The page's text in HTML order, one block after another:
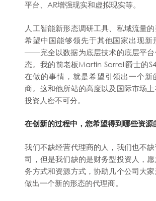
平台、AR增强现实和虚拟现实等。
人工智能新形态调研工具、私域流量
希望中国能够领先于其他国家出现新
——完全以数据为底层技术的底层平台
态。我的前老板Martin Sorrell爵士的
在做的事情，就是希望引领出一个新
商。这和他所站的高度以及国际市场
投资人密不可分。
在创新的过程中，您希望得到哪些资源
我们不缺经营代理商的人，我们也不
司，但是我们缺的是财务型投资人，
务方式和资源方式，协助几个公司大家
做出一个新的形态的代理商。